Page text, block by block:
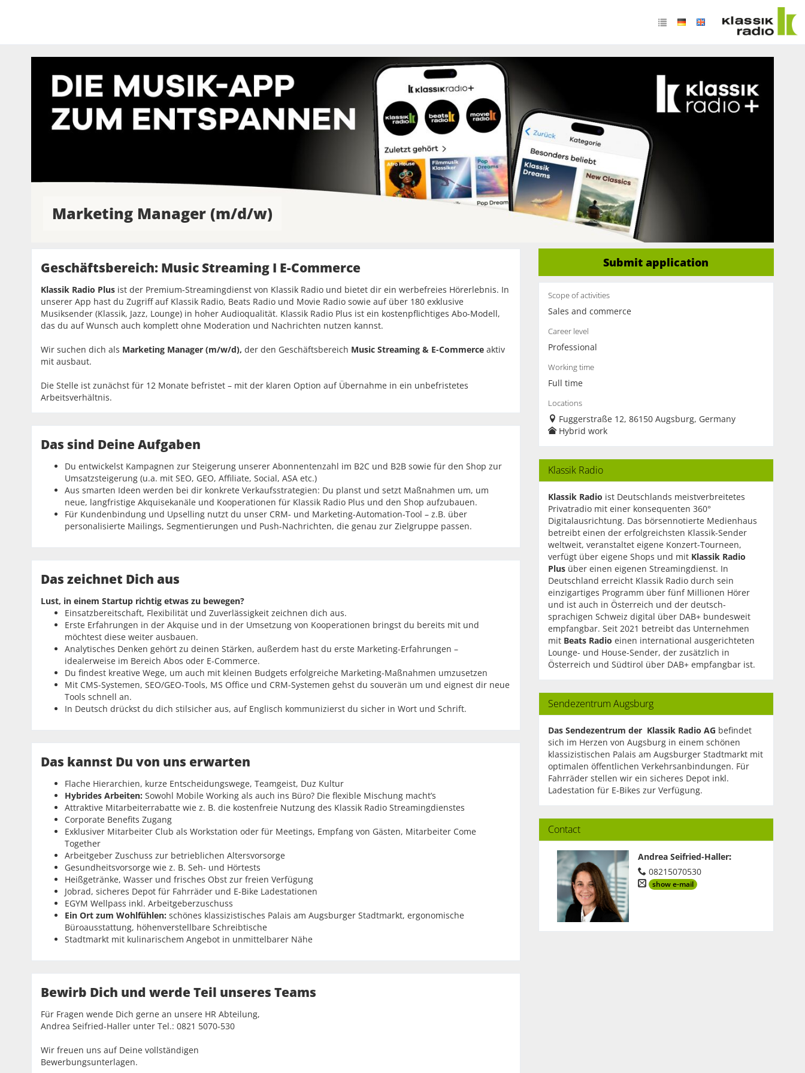
Marketing Manager (m/d/w)
Geschäftsbereich: Music Streaming I E-Commerce
Klassik Radio Plus ist der Premium-Streamingdienst von Klassik Radio und bietet dir ein werbefreies Hörerlebnis. In
unserer App hast du Zugriff auf Klassik Radio, Beats Radio und Movie Radio sowie auf über 180 exklusive
Musiksender (Klassik, Jazz, Lounge) in hoher Audioqualität. Klassik Radio Plus ist ein kostenpflichtiges Abo-Modell,
das du auf Wunsch auch komplett ohne Moderation und Nachrichten nutzen kannst.
Wir suchen dich als Marketing Manager (m/w/d), der den Geschäftsbereich Music Streaming & E-Commerce aktiv
mit ausbaut.
Die Stelle ist zunächst für 12 Monate befristet – mit der klaren Option auf Übernahme in ein unbefristetes
Arbeitsverhältnis.
Das sind Deine Aufgaben
Du entwickelst Kampagnen zur Steigerung unserer Abonnentenzahl im B2C und B2B sowie für den Shop zur
Umsatzsteigerung (u.a. mit SEO, GEO, Affiliate, Social, ASA etc.)
Aus smarten Ideen werden bei dir konkrete Verkaufsstrategien: Du planst und setzt Maßnahmen um, um
neue, langfristige Akquisekanäle und Kooperationen für Klassik Radio Plus und den Shop aufzubauen.
Für Kundenbindung und Upselling nutzt du unser CRM- und Marketing-Automation-Tool – z.B. über
personalisierte Mailings, Segmentierungen und Push-Nachrichten, die genau zur Zielgruppe passen.
Das zeichnet Dich aus
Lust, in einem Startup richtig etwas zu bewegen?
Einsatzbereitschaft, Flexibilität und Zuverlässigkeit zeichnen dich aus.
Erste Erfahrungen in der Akquise und in der Umsetzung von Kooperationen bringst du bereits mit und
möchtest diese weiter ausbauen.
Analytisches Denken gehört zu deinen Stärken, außerdem hast du erste Marketing-Erfahrungen –
idealerweise im Bereich Abos oder E-Commerce.
Du findest kreative Wege, um auch mit kleinen Budgets erfolgreiche Marketing-Maßnahmen umzusetzen
Mit CMS-Systemen, SEO/GEO-Tools, MS Office und CRM-Systemen gehst du souverän um und eignest dir neue
Tools schnell an.
In Deutsch drückst du dich stilsicher aus, auf Englisch kommunizierst du sicher in Wort und Schrift.
Das kannst Du von uns erwarten
Flache Hierarchien, kurze Entscheidungswege, Teamgeist, Duz Kultur
Hybrides Arbeiten: Sowohl Mobile Working als auch ins Büro? Die flexible Mischung macht’s
Attraktive Mitarbeiterrabatte wie z. B. die kostenfreie Nutzung des Klassik Radio Streamingdienstes
Corporate Benefits Zugang
Exklusiver Mitarbeiter Club als Workstation oder für Meetings, Empfang von Gästen, Mitarbeiter Come
Together
Arbeitgeber Zuschuss zur betrieblichen Altersvorsorge
Gesundheitsvorsorge wie z. B. Seh- und Hörtests
Heißgetränke, Wasser und frisches Obst zur freien Verfügung
Jobrad, sicheres Depot für Fahrräder und E-Bike Ladestationen
EGYM Wellpass inkl. Arbeitgeberzuschuss
Ein Ort zum Wohlfühlen: schönes klassizistisches Palais am Augsburger Stadtmarkt, ergonomische
Büroausstattung, höhenverstellbare Schreibtische
Stadtmarkt mit kulinarischem Angebot in unmittelbarer Nähe
Bewirb Dich und werde Teil unseres Teams
Für Fragen wende Dich gerne an unsere HR Abteilung,
Andrea Seifried-Haller unter Tel.: 0821 5070-530
Wir freuen uns auf Deine vollständigen
Bewerbungsunterlagen.
Submit application
Scope of activities
Sales and commerce
Career level
Professional
Working time
Full time
Locations
Fuggerstraße 12, 86150 Augsburg, Germany
Hybrid work
Klassik Radio
Klassik Radio ist Deutschlands meistverbreitetes
Privatradio mit einer konsequenten 360°
Digitalausrichtung. Das börsennotierte Medienhaus
betreibt einen der erfolgreichsten Klassik-Sender
weltweit, veranstaltet eigene Konzert-Tourneen,
verfügt über eigene Shops und mit Klassik Radio
Plusüber einen eigenen Streamingdienst. In
Deutschland erreicht Klassik Radio durch sein
einzigartiges Programm über fünf Millionen Hörer
und ist auch in Österreich und der deutsch-
sprachigen Schweiz digital über DAB+ bundesweit
empfangbar. Seit 2021 betreibt das Unternehmen
mit Beats Radio einen international ausgerichteten
Lounge- und House-Sender, der zusätzlich in
Österreich und Südtirol über DAB+ empfangbar ist.
Sendezentrum Augsburg
Das Sendezentrum der Klassik Radio AG befindet
sich im Herzen von Augsburg in einem schönen
klassizistischen Palais am Augsburger Stadtmarkt mit
optimalen öffentlichen Verkehrsanbindungen. Für
Fahrräder stellen wir ein sicheres Depot inkl.
Ladestation für E-Bikes zur Verfügung.
Contact
Andrea Seifried-Haller:
08215070530
show e-mail